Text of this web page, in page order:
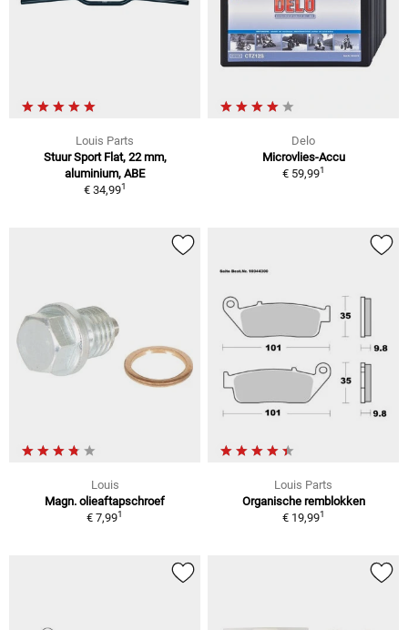
Louis Parts
Stuur Sport Flat, 22 mm,
aluminium, ABE
€ 34,991
Delo
Microvlies-Accu
€ 59,991
Louis
Magn. olieaftapschroef
€ 7,991
Louis Parts
Organische remblokken
€ 19,991